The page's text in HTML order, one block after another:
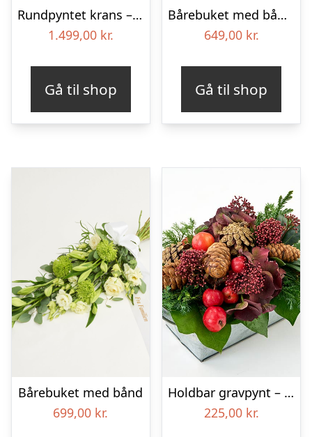
Rundpyntet krans – Et farverigt farvel
1.499,00 kr.
Gå til shop
Bårebuket med bånd – Et farverigt farvel
649,00 kr.
Gå til shop
Bårebuket med bånd
699,00 kr.
Holdbar gravpynt – Blomster til begravelse
225,00 kr.